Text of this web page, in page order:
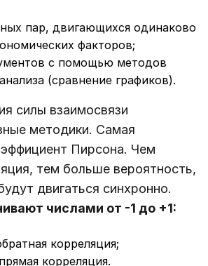
пар, двигающихся одинаково
факторов;
с помощью методов
(сравнение графиков).
силы взаимосвязи
методики. Самая
Пирсона. Чем
тем больше вероятность,
двигаться синхронно.
числами от -1 до +1:
корреляция;
корреляция.